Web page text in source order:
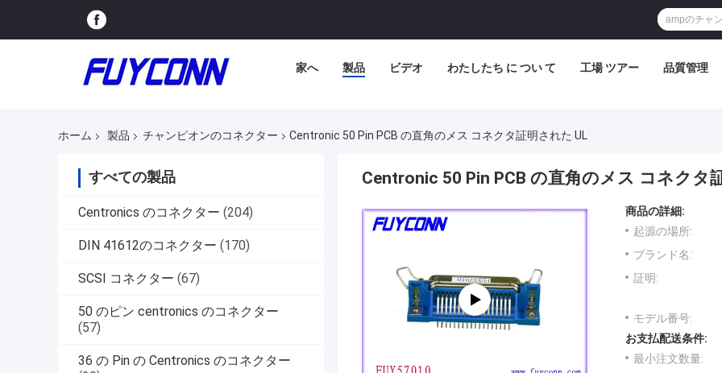
家へ 製品 ビデオ わたしたち に つい て 工場 ツアー 品質管理
ホーム 製品 チャンピオンのコネクター Centronic 50 Pin PCB の直角のメス コネクタ証明された UL
すべての製品
Centronics のコネクター (204)
DIN 41612のコネクター (170)
SCSI コネクター (67)
50 のピン centronics のコネクター
(57)
36 の Pin の Centronics のコネクター
Centronic 50 Pin PCB の直角のメス コネクタ
商品の詳細:
起源の場所:
ブランド名:
証明:
モデル番号:
お支払配送条件:
最小注文数量: